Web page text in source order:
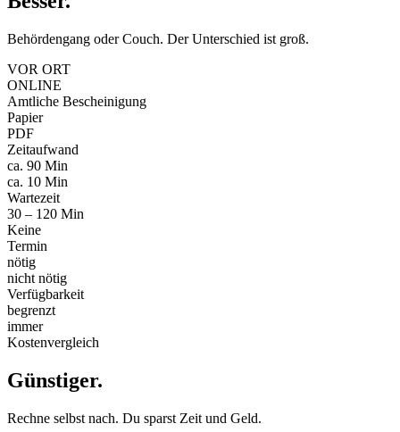
Behördengang oder Couch. Der Unterschied ist groß.
VOR ORT
ONLINE
Amtliche Bescheinigung
Papier
PDF
Zeitaufwand
ca. 90 Min
ca. 10 Min
Wartezeit
30 – 120 Min
Keine
Termin
nötig
nicht nötig
Verfügbarkeit
begrenzt
immer
Kostenvergleich
Günstiger.
Rechne selbst nach. Du sparst Zeit und Geld.